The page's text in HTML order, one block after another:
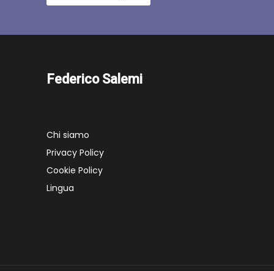
Federico Salemi
Chi siamo
Privacy Policy
Cookie Policy
Lingua